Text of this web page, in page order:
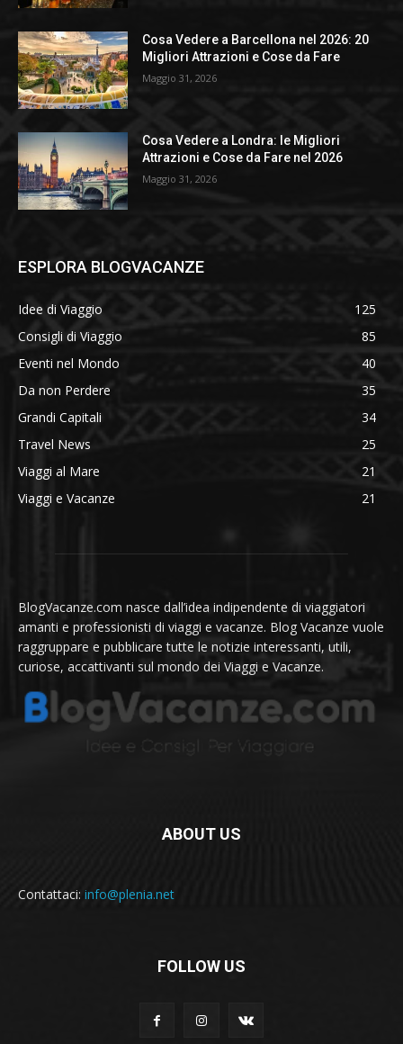
Cosa Vedere a Barcellona nel 2026: 20
Migliori Attrazioni e Cose da Fare
Maggio 31, 2026
Cosa Vedere a Londra: le Migliori
Attrazioni e Cose da Fare nel 2026
Maggio 31, 2026
ESPLORA BLOGVACANZE
Idee di Viaggio
125
Consigli di Viaggio
85
Eventi nel Mondo
40
Da non Perdere
35
Grandi Capitali
34
Travel News
25
Viaggi al Mare
21
Viaggi e Vacanze
21
BlogVacanze.com nasce dall’idea indipendente di viaggiatori
amanti e professionisti di viaggi e vacanze. Blog Vacanze vuole
raggruppare e pubblicare tutte le notizie interessanti, utili,
curiose, accattivanti sul mondo dei Viaggi e Vacanze.
ABOUT US
Contattaci: info@plenia.net
FOLLOW US